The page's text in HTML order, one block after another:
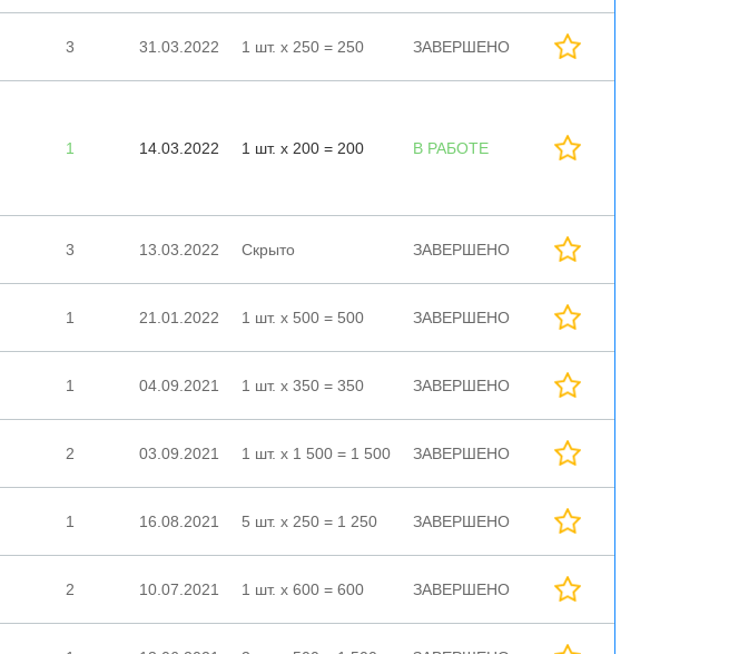
3 31.03.2022 1 шт. х 250 = 250 ЗАВЕРШЕНО
1 14.03.2022 1 шт. х 200 = 200 В РАБОТЕ
3 13.03.2022 Скрыто ЗАВЕРШЕНО
1 21.01.2022 1 шт. х 500 = 500 ЗАВЕРШЕНО
1 04.09.2021 1 шт. х 350 = 350 ЗАВЕРШЕНО
2 03.09.2021 1 шт. х 1 500 = 1 500 ЗАВЕРШЕНО
1 16.08.2021 5 шт. х 250 = 1 250 ЗАВЕРШЕНО
2 10.07.2021 1 шт. х 600 = 600 ЗАВЕРШЕНО